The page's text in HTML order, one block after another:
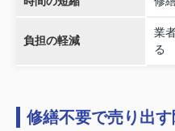
負担の軽減
業
る
修繕不要で売り出